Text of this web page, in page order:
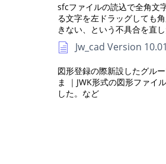
sfcファイルの読込で全角文
る文字を左ドラッグしても
きない、という不具合を直
Jw_cad Version
図形登録の際新設したグル
ま ｜JWK形式の図形ファイ
した。など